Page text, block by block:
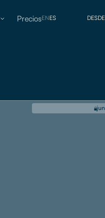
PreciosENES DESDE